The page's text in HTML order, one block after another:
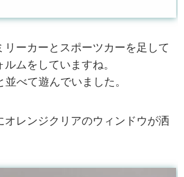
リーカーとスポーツカーを足して
ムをしていますね。
べて遊んでいました。
オレンジクリアのウィンドウが洒